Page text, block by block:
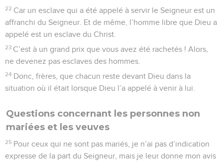
22 Car un esclave qui a été appelé à servir le Seigneur est un
affranchi du Seigneur. Et de même, l’homme libre que Dieu a
appelé est un esclave du Christ.
23 C’est à un grand prix que vous avez été rachetés ! Alors,
ne devenez pas esclaves des hommes.
24 Donc, frères, que chacun reste devant Dieu dans la
situation où il était lorsque Dieu l’a appelé à venir à lui.
Questions concernant les personnes non
mariées et les veuves
25 Pour ceux qui ne sont pas mariés, je n’ai pas d’indication
expresse de la part du Seigneur, mais je leur donne mon avis